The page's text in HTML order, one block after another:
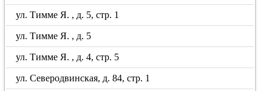
ул. Тимме Я. , д. 5, стр. 1
ул. Тимме Я. , д. 5
ул. Тимме Я. , д. 4, стр. 5
ул. Северодвинская, д. 84, стр. 1